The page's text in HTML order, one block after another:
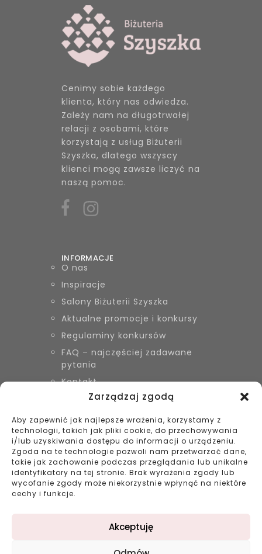
Zarządzaj zgodą
Aby zapewnić jak najlepsze wrażenia, korzystamy z
technologii, takich jak pliki cookie, do przechowywania
i/lub uzyskiwania dostępu do informacji o urządzeniu.
Zgoda na te technologie pozwoli nam przetwarzać dane,
takie jak zachowanie podczas przeglądania lub unikalne
identyfikatory na tej stronie. Brak wyrażenia zgody lub
wycofanie zgody może niekorzystnie wpłynąć na niektóre
cechy i funkcje.
Akceptuję
Cenimy sobie każdego
klienta, który nas odwiedza.
Zależy nam na długotrwałej
relacji z osobami, które
korzystają z usług Biżuterii
Szyszka, dlatego wszyscy
klienci mogą zawsze liczyć na
naszą pomoc.
INFORMACJE
O nas
Inspiracje
Salony Biżuterii Szyszka
Aktualne promocje i konkursy
Regulaminy konkursów
FAQ – najczęściej zadawane
pytania
Kontakt
KONTAKT
Biżuteria Szyszka Sieradz,
Zduńska Wola, Łask
799 038 980
43 695 80 11
kontakt@bizuteriaszyszka.pl